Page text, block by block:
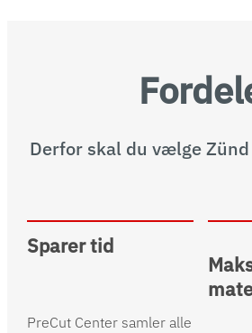
Derfor skal du vælge
Sparer tid
PreCut Center samler alle